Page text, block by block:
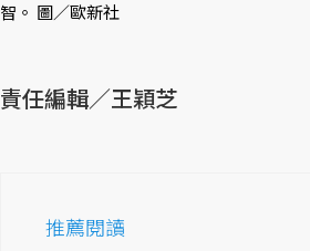
智。 圖／歐新社
責任編輯／王穎芝
推薦閱讀